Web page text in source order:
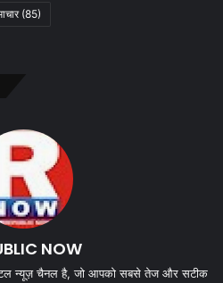
(85)
NOW
न्यूज़ चैनल है, जो आपको सबसे तेज और सटीक